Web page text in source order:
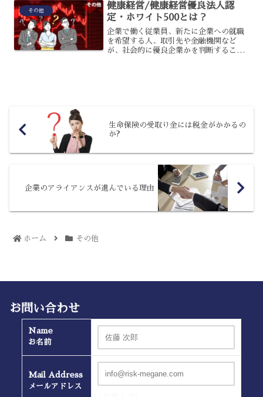
大量発生している理由...
その他
健康経営/健康経営優良法人認
定・ホワイト500とは？
企業で働く従業員、新たに企業への就職
を希望する人、取引先や金融機関など
が、社会的に優良企業かを判断すること
生命保険の受取り金には税金がかかるの
か?
企業のアライアンスが進んでいる理由
ホーム その他
お問い合わせ
Name
お名前
Mail Address
メールアドレス